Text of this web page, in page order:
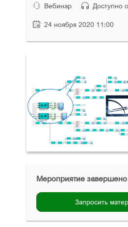
Вебинар Доступно
24 ноября 2020 11:00
Мероприятие завершено
Запросить